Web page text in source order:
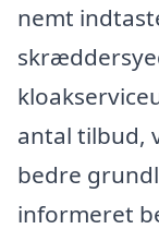
nemt
antal tilbud,
bedre
informeret